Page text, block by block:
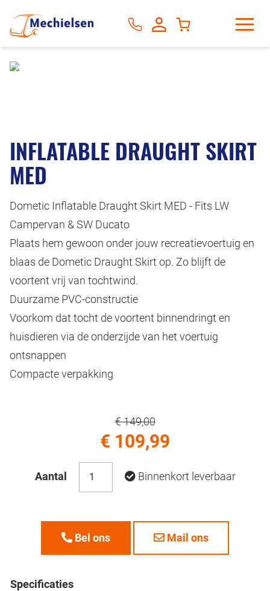
INFLATABLE DRAUGHT SKIRT
MED
Dometic Inflatable Draught Skirt MED - Fits LW
Campervan & SW Ducato
Plaats hem gewoon onder jouw recreatievoertuig en
blaas de Dometic Draught Skirt op. Zo blijft de
voortent vrij van tochtwind.
Duurzame PVC-constructie
Voorkom dat tocht de voortent binnendringt en
huisdieren via de onderzijde van het voertuig
ontsnappen
Compacte verpakking
€ 149,00
€ 109,99
Aantal Binnenkort leverbaar
Bel ons Mail ons
Specificaties